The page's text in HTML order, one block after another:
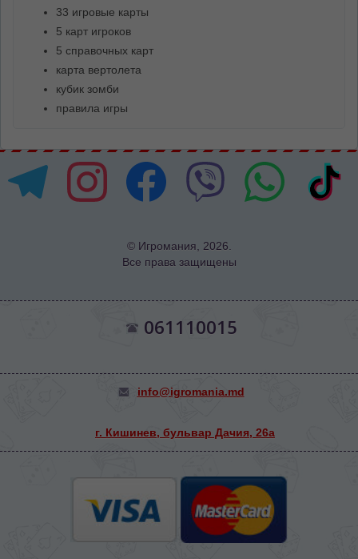
33 игровые карты
5 карт игроков
5 справочных карт
карта вертолета
кубик зомби
правила игры
© Игромания, 2026.
Все права защищены
061110015
info@igromania.md
г. Кишинев, бульвар Дачия, 26а